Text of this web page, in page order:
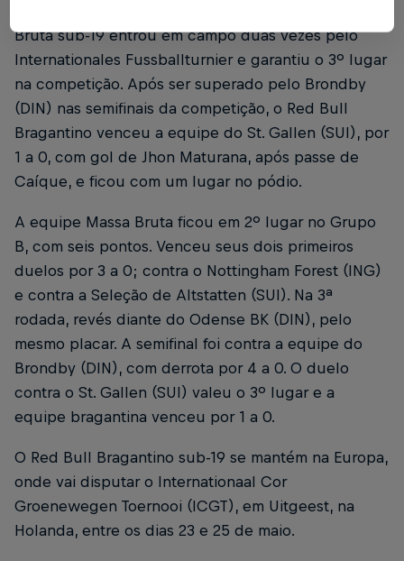
Bruta sub-19 entrou em campo duas vezes pelo
Internationales Fussballturnier e garantiu o 3º lugar
na competição. Após ser superado pelo Brondby
(DIN) nas semifinais da competição, o Red Bull
Bragantino venceu a equipe do St. Gallen (SUI), por
1 a 0, com gol de Jhon Maturana, após passe de
Caíque, e ficou com um lugar no pódio.
A equipe Massa Bruta ficou em 2º lugar no Grupo
B, com seis pontos. Venceu seus dois primeiros
duelos por 3 a 0; contra o Nottingham Forest (ING)
e contra a Seleção de Altstatten (SUI). Na 3ª
rodada, revés diante do Odense BK (DIN), pelo
mesmo placar. A semifinal foi contra a equipe do
Brondby (DIN), com derrota por 4 a 0. O duelo
contra o St. Gallen (SUI) valeu o 3º lugar e a
equipe bragantina venceu por 1 a 0.
O Red Bull Bragantino sub-19 se mantém na Europa,
onde vai disputar o Internationaal Cor
Groenewegen Toernooi (ICGT), em Uitgeest, na
Holanda, entre os dias 23 e 25 de maio.